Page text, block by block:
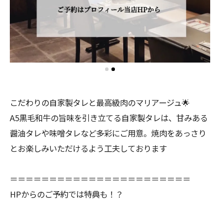
こだわりの自家製タレと最高級肉のマリアージュ🌟
A5黒毛和牛の旨味を引き立てる自家製タレは、甘みある
醤油タレや味噌タレなど多彩にご用意。焼肉をあっさり
とお楽しみいただけるよう工夫しております
＝＝＝＝＝＝＝＝＝＝＝＝＝＝＝＝＝＝＝＝＝＝＝
HPからのご予約では特典も！？